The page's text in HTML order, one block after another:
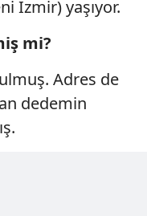
İzmir) yaşıyor.
mi?
Adres de
dedemin